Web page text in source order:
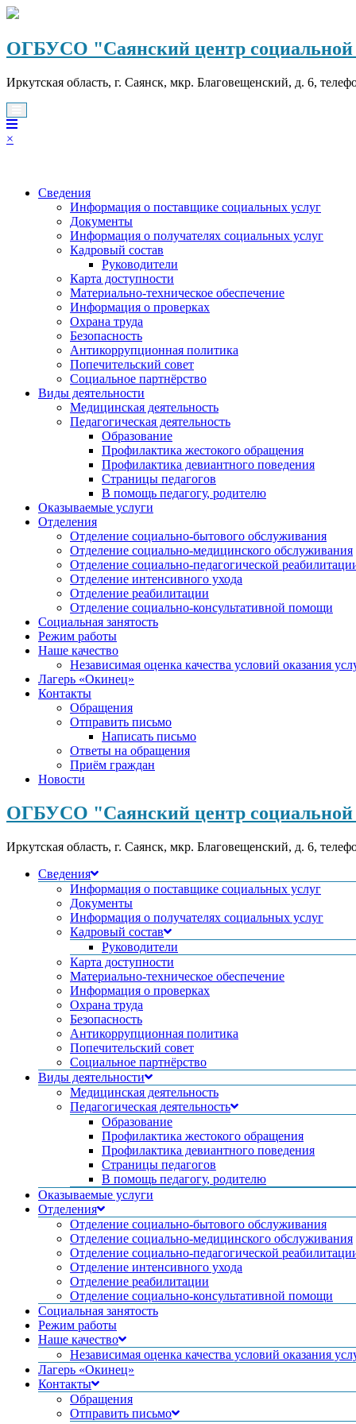
Перейти
содержимому
ОГБУСО "Саянский центр социальной
Иркутская область, г. Саянск, мкр. Благовещенский, д. 6,
×
Сведения
Информация о поставщике социальных услуг
Документы
Информация о получателях социальных услуг
Кадровый состав
Руководители
Карта доступности
Материально-техническое обеспечение
Информация о проверках
Охрана труда
Безопасность
Антикоррупционная политика
Попечительский совет
Социальное партнёрство
Виды деятельности
Медицинская деятельность
Педагогическая деятельность
Образование
Профилактика жестокого обращения
Профилактика девиантного поведения
Страницы педагогов
В помощь педагогу, родителю
Оказываемые услуги
Отделения
Отделение социально-бытового обслуживания
Отделение социально-медицинского обслуживания
Отделение социально-педагогической
Отделение интенсивного ухода
Отделение реабилитации
Отделение социально-консультативной помощи
Социальная занятость
Режим работы
Наше качество
Независимая оценка качества условий оказания
Лагерь «Окинец»
Контакты
Обращения
Отправить письмо
Написать письмо
Ответы на обращения
Приём граждан
Новости
ОГБУСО "Саянский центр социальной
Иркутская область, г. Саянск, мкр. Благовещенский, д. 6,
Сведения
Информация о поставщике социальных услуг
Документы
Информация о получателях социальных услуг
Кадровый состав
Руководители
Карта доступности
Материально-техническое обеспечение
Информация о проверках
Охрана труда
Безопасность
Антикоррупционная политика
Попечительский совет
Социальное партнёрство
Виды деятельности
Медицинская деятельность
Педагогическая деятельность
Образование
Профилактика жестокого обращения
Профилактика девиантного поведения
Страницы педагогов
В помощь педагогу, родителю
Оказываемые услуги
Отделения
Отделение социально-бытового обслуживания
Отделение социально-медицинского обслуживания
Отделение социально-педагогической
Отделение интенсивного ухода
Отделение реабилитации
Отделение социально-консультативной помощи
Социальная занятость
Режим работы
Наше качество
Независимая оценка качества условий оказания
Лагерь «Окинец»
Контакты
Обращения
Отправить письмо